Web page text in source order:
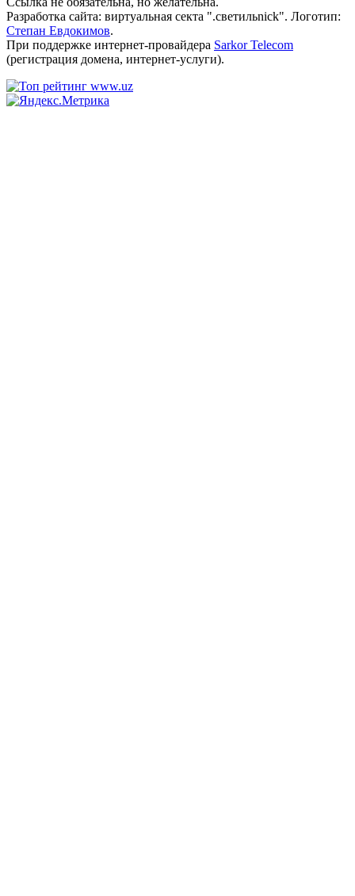
Разработка сайта: виртуальная секта ".светильnick". Логотип:
Степан Евдокимов.
При поддержке интернет-провайдера Sarkor Telecom
(регистрация домена, интернет-услуги).